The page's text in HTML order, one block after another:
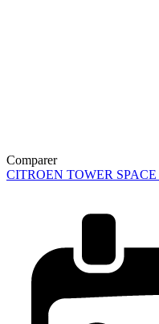
Comparer
CITROEN TOWER SPACE